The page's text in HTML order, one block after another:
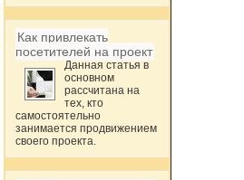
Как привлекать
посетителей на проект
Данная статья в
основном
рассчитана на
тех, кто
самостоятельно
занимается продвижением
своего проекта.